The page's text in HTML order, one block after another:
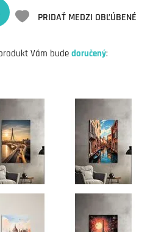
PRIDAŤ MEDZI OBĽÚBENÉ
Vám bude doručený: